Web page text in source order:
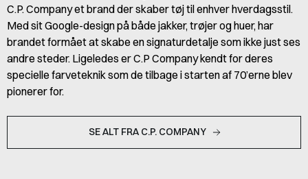
C.P. Company et brand der skaber tøj til enhver hverdagsstil.
Med sit Google-design på både jakker, trøjer og huer, har
brandet formået at skabe en signaturdetalje som ikke just ses
andre steder. Ligeledes er C.P Company kendt for deres
specielle farveteknik som de tilbage i starten af 70’erne blev
pionerer for.
SE ALT FRA C.P. COMPANY